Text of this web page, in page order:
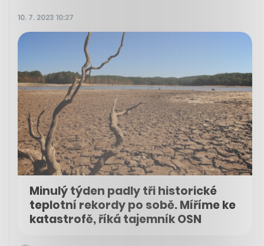
10. 7. 2023 10:27
Minulý týden padly tři historické
teplotní rekordy po sobě. Míříme ke
katastrofě, říká tajemník OSN